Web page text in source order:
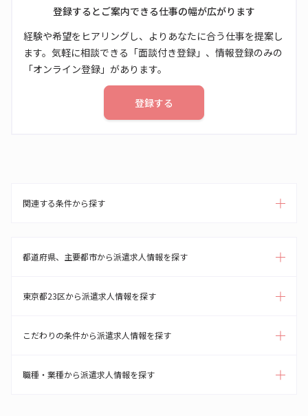
登録するとご案内できる仕事の幅が広がります
経験や希望をヒアリングし、よりあなたに合う仕事を提案し
ます。気軽に相談できる「面談付き登録」、情報登録のみの
「オンライン登録」があります。
登録する
関連する条件から探す
都道府県、主要都市から派遣求人情報を探す
東京都23区から派遣求人情報を探す
こだわりの条件から派遣求人情報を探す
職種・業種から派遣求人情報を探す